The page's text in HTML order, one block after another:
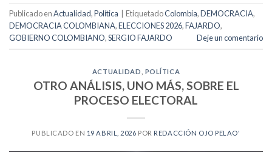
Publicado enActualidad,Política EtiquetadoColombia,DEMOCRACIA,
DEMOCRACIA COLOMBIANA,ELECCIONES 2026,FAJARDO,
GOBIERNO COLOMBIANO,SERGIO FAJARDO Deje un comentario
ACTUALIDAD POLÍTICA
OTRO ANÁLISIS, UNO MÁS, SOBRE EL
PROCESO ELECTORAL
PUBLICADO EN 19 ABRIL, 2026 POR REDACCIÓN OJO PELAO'